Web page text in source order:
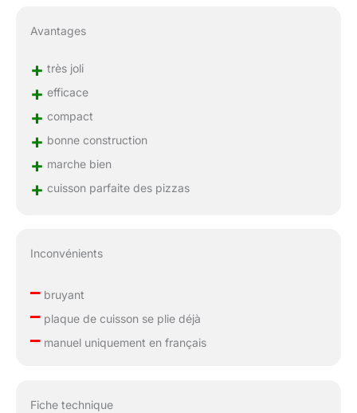
Avantages
+ très joli
+ efficace
+ compact
+ bonne construction
+ marche bien
+ cuisson parfaite des pizzas
Inconvénients
–bruyant
–plaque de cuisson se plie déjà
–manuel uniquement en français
Fiche technique